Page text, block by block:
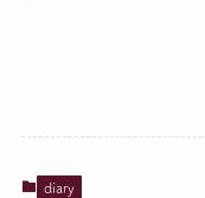
diary